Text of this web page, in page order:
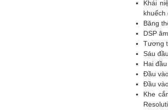
Khái
khuếch
Băng
DSP
Tương
Sáu
Hai
Đầu
Đầu
Khe